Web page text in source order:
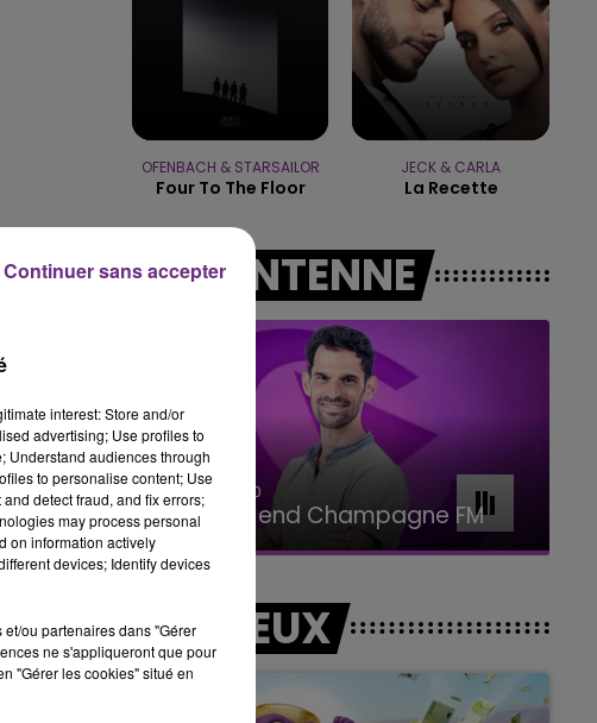
11h00 - 16h00
LE WEEK-END CHAMPAGNE FM
OFENBACH & STARSAILOR
Four To The Floor
JECK & CARLA
La Recette
A L'ANTENNE
16h00 - 20h00
Le Week-end Champagne FM
LES JEUX
interest: Store and/or
advertising; Use profiles to
Understand audiences through
to personalise content; Use
detect fraud, and fix errors;
may process personal
on information actively
devices; Identify devices
ou partenaires dans "Gérer
ne s'appliqueront que pour
"Gérer les cookies" situé en
Continuer sans accepter